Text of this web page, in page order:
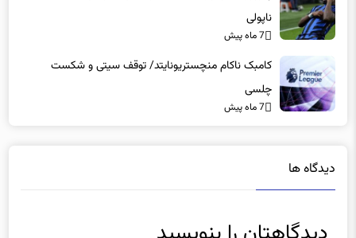
پیروزی اینتر برای تثبیت صدرنشینی/ افزایش فاصله با
ناپولی
کامبک ناکام منچستریونایتد/ توقف سیتی و شکست
چلسی
دیدگاه ها